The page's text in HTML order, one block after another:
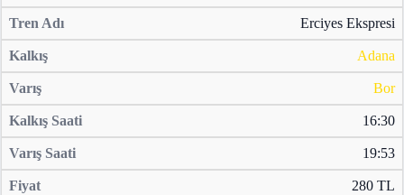
Erciyes Ekspresi
Adana
Bor
16:30
19:53
280 TL